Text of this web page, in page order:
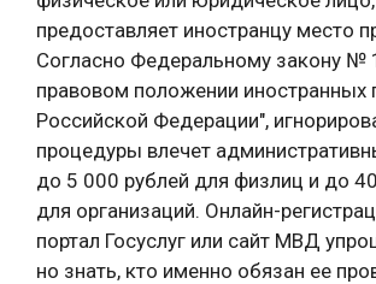
предоставляет иностранцу место
Согласно Федеральному закону
правовом положении иностранных
Российской Федерации",
процедуры влечет
до 5 000 рублей для физлиц и до
для организаций. Онлайн-
портал Госуслуг или сайт МВД
но знать, кто именно обязан ее